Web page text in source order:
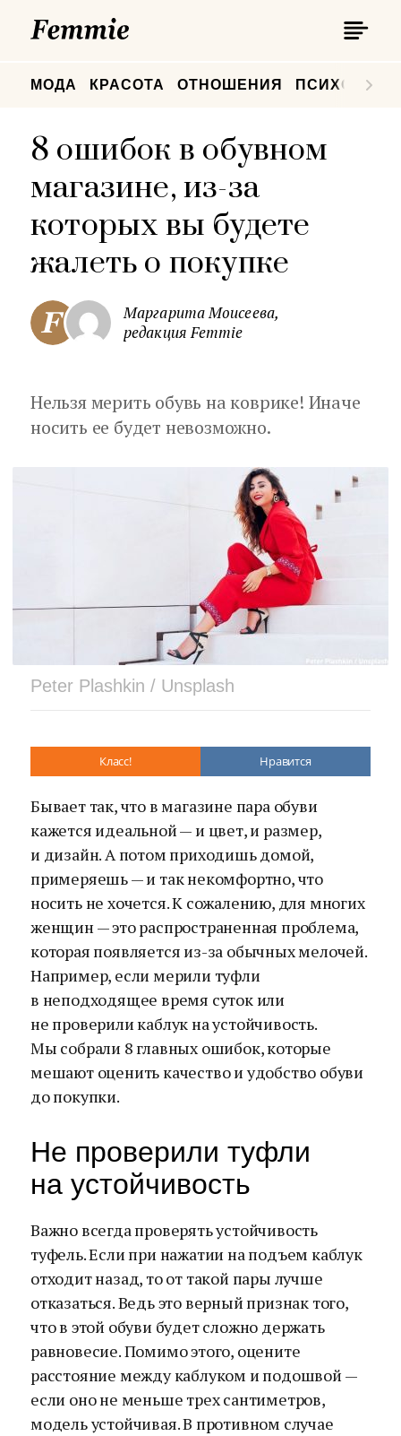
МОДА КРАСОТА ОТНОШЕНИЯ
8 ошибок в обувном
магазине, из-за
которых вы будете
жалеть о покупке
Маргарита Моисеева,
редакция Femmie
Нельзя мерить обувь на коврике! Иначе
носить ее будет невозможно.
Peter Plashkin / Unsplash
Класс! Нравится
Бывает так, что в магазине пара обуви
кажется идеальной — и цвет, и размер,
и дизайн. А потом приходишь домой,
примеряешь — и так некомфортно, что
носить не хочется. К сожалению, для многих
женщин — это распространенная проблема,
которая появляется из-за обычных мелочей.
Например, если мерили туфли
в неподходящее время суток или
не проверили каблук на устойчивость.
Мы собрали 8 главных ошибок, которые
мешают оценить качество и удобство обуви
до покупки.
Не проверили туфли
на устойчивость
Важно всегда проверять устойчивость
туфель. Если при нажатии на подъем каблук
отходит назад, то от такой пары лучше
отказаться. Ведь это верный признак того,
что в этой обуви будет сложно держать
равновесие. Помимо этого, оцените
расстояние между каблуком и подошвой —
если оно не меньше трех сантиметров,
модель устойчивая. В противном случае